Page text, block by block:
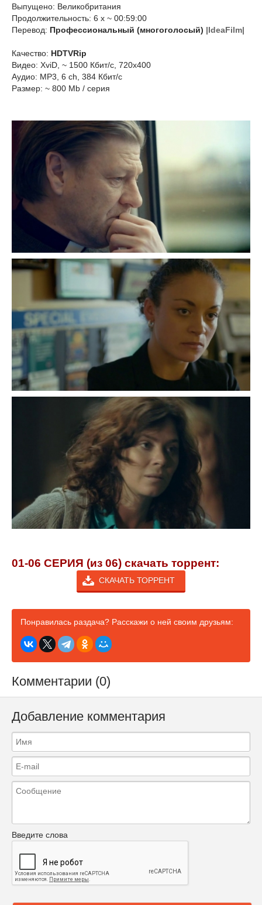
Выпущено: Великобритания
Продолжительность: 6 х ~ 00:59:00
Перевод: Профессиональный (многоголосый) |IdeaFilm|
Качество: HDTVRip
Видео: XviD, ~ 1500 Кбит/с, 720x400
Аудио: МР3, 6 ch, 384 Кбит/с
Размер: ~ 800 Mb / серия
01-06 СЕРИЯ (из 06) скачать торрент:
СКАЧАТЬ ТОРРЕНТ
Понравилась раздача? Расскажи о ней своим друзьям:
Комментарии (0)
Добавление комментария
Введите слова